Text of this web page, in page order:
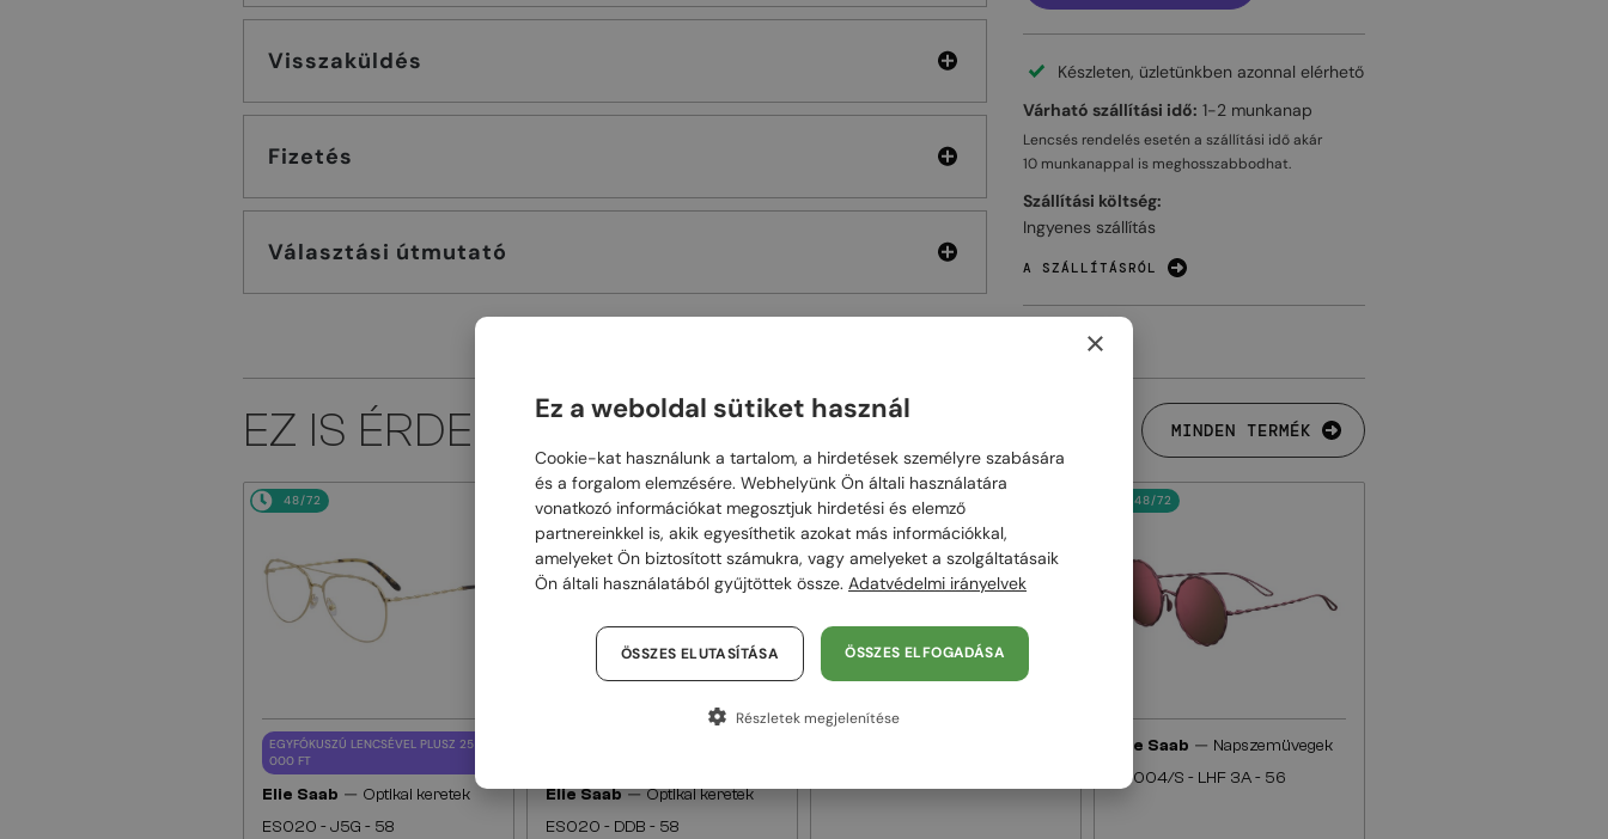
Visszaküldés
Fizetés
Választási útmutató
Készleten, üzletünkben azonnal elérhető
Várható szállítási idő: 1-2 munkanap
Lencsés rendelés esetén a szállítási idő akár
10 munkanappal is meghosszabbodhat.
Szállítási költség:
Ingyenes szállítás
A SZÁLLÍTÁSRÓL
EZ IS ÉRDEKELHET MINDEN TERMÉK
48/72
EGYFÓKUSZÚ LENCSÉVEL PLUSZ 25
000 FT
Elie Saab — Optikai keretek
ES020 - J5G - 58
48/72
Elie Saab—Optikai keretek
ES020 - DDB - 58
48/72 48/72
Elie Saab — Napszemüvegek
ES004/S - LHF 3A - 56
×
Ez a weboldal sütiket használ
Cookie-kat használunk a tartalom, a hirdetések személyre szabására
és a forgalom elemzésére. Webhelyünk Ön általi használatára
vonatkozó információkat megosztjuk hirdetési és elemző
partnereinkkel is, akik egyesíthetik azokat más információkkal,
amelyeket Ön biztosított számukra, vagy amelyeket a szolgáltatásaik
Ön általi használatából gyűjtöttek össze. Adatvédelmi irányelvek
ÖSSZES ELFOGADÁSA
ÖSSZES ELUTASÍTÁSA
Részletek megjelenítése